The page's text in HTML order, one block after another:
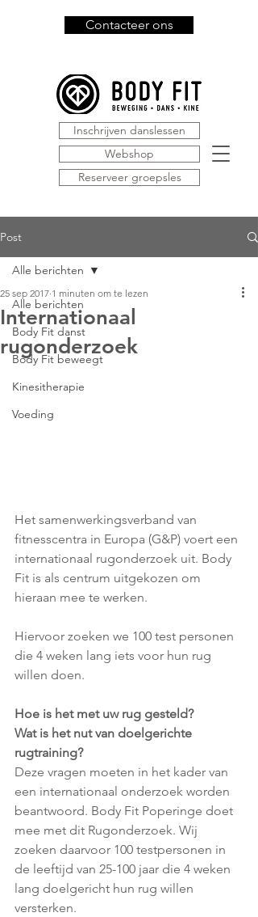
Inschrijven danslessen
Webshop
Reserveer groepsles
Contacteer ons
Post
Alle berichten
Body Fit danst
Body Fit beweegt
Kinesitherapie
Voeding
Alle berichten
Internationaal
rugonderzoek
25 sep 2017 1 minuten om te lezen
Het samenwerkingsverband van
fitnesscentra in Europa (G&P) voert een
internationaal rugonderzoek uit. ​Body
Fit is als centrum uitgekozen om
hieraan mee te werken.
Hiervoor zoeken we 100 test personen
die 4 weken lang iets voor hun rug
willen doen.
Hoe is het met uw rug gesteld?
Wat is het nut van doelgerichte
rugtraining?
Deze vragen moeten in het kader van
een internationaal onderzoek worden
beantwoord. Body Fit Poperinge doet
mee met dit Rugonderzoek. Wij
zoeken daarvoor 100 testpersonen in
de leeftijd van 25-100 jaar die 4 weken
lang doelgericht hun rug willen
versterken.